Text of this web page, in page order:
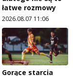
łatwe rozmowy
2026.08.07 11:06
Gorące starcia